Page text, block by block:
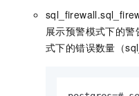
展示预警模式下的
式下的错误数量（